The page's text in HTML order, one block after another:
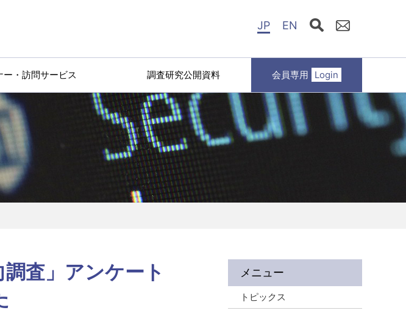
JP EN
ー・訪問サービス 調査研究公開資料 会員専用 Login
査」アンケート
メニュー
トピックス